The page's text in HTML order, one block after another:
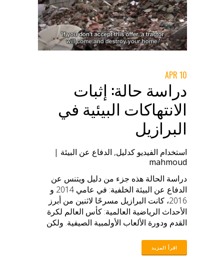
10 APR
دراسة حالة: إثبات
الانتهاكات البيئية في
البرازيل
استخدام الفيديو كدليل, الدفاع عن البيئة |
mahmoud
دراسة الحالة هذه جزء من دليل ويتنس عن
الدفاع عن البيئة الخلفية: في عامي 2014 و
2016، كانت البرازيل مسرحًا لاثنين من أبرز
الأحداث الرياضية العالمية: كأس العالم لكرة
القدم ودورة الألعاب الأولمبية الصيفية. ولكن
البرازيلية قد شرعت في حملة واسعة النطاق
لإخلاء الأحياء الفقيرة والمناطق السكنية ذات